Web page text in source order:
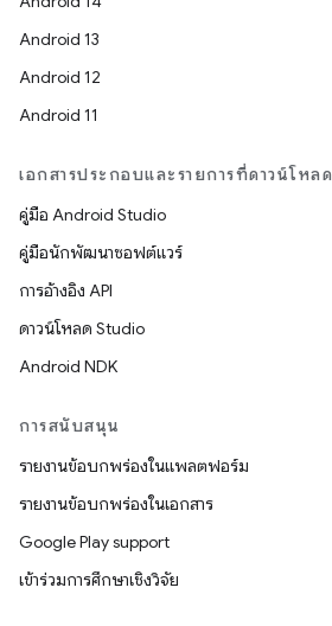
Android 13
Android 12
Android 11
เอกสารประกอบและรายการที่ดาวน์โหลด
คู่มือ Android Studio
คู่มือนักพัฒนาซอฟต์แวร์
การอ้างอิง API
ดาวน์โหลด Studio
Android NDK
การสนับสนุน
รายงานข้อบกพร่องในแพลตฟอร์ม
รายงานข้อบกพร่องในเอกสาร
Google Play support
เข้าร่วมการศึกษาเชิงวิจัย